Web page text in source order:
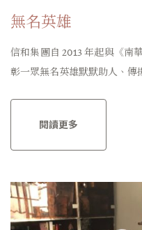
無名英雄
信和集團自 2013 年起與《南
彰一眾無名英雄默默助人、傳
閱讀更多